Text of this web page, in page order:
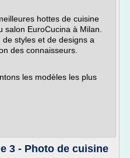
hottes de cuisine
EuroCucina à Milan.
styles et de designs a
des connaisseurs.
les modèles les plus
3 - Photo de cuisine